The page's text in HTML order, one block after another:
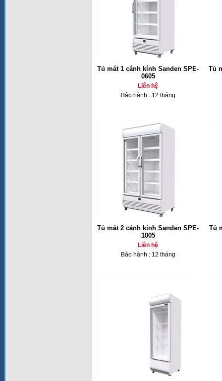
Tủ mát 1 cánh kính Sanden SPE-
0605
Liên hệ
Bảo hành : 12 tháng
Tủ
Tủ mát 2 cánh kính Sanden SPE-
1005
Liên hệ
Bảo hành : 12 tháng
Tủ